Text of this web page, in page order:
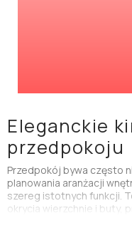
Eleganckie
przedpokoju
Przedpokój bywa często
planowania aranżacji
szereg istotnych funkcji.
okrycia wierzchnie i buty,